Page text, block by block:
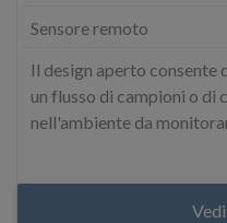
Sensore remoto
Il design aperto consente
un flusso di campioni o di
nell'ambiente da